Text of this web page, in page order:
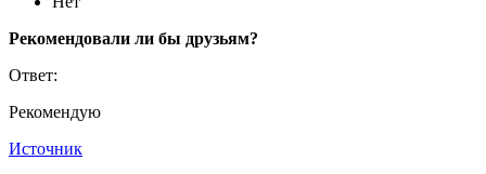
Рекомендовали ли бы друзьям?
Ответ:
Рекомендую
Источник